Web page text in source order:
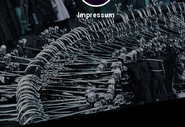
Impressum